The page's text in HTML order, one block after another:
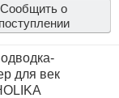
Сообщить о
поступлении
для век